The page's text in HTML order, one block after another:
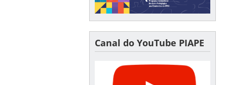
Canal do YouTube PIAPE